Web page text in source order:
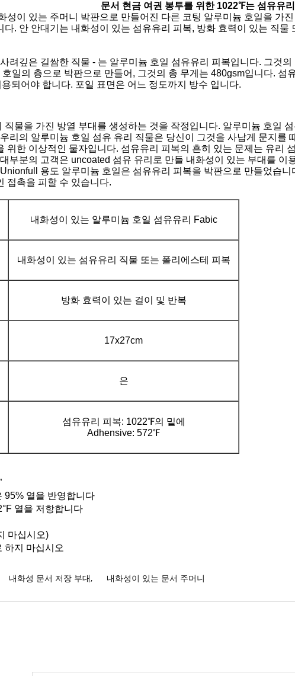
문서 현금 여권 봉투를 위한 1022℉는 섬유유
성이 있는 주머니 박판으로 만들어진 다른 코팅 알루미늄 호일을 가
다. 안 안대기는 내화성이 있는 섬유유리 피복, 방화 효력이 있는 직
려깊은 길쌈한 직물 - 는 알루미늄 호일 섬유유리 피복입니다. 그것
일의 층으로 박판으로 만들어, 그것의 총 무게는 480gsm입니다.
되어야 합니다. 포일 표면은 어느 정도까지 방수 입니다.
물을 가진 방열 부대를 생성하는 것을 작정입니다. 알루미늄 호일
리의 알루미늄 호일 섬유 유리 직물은 당신이 그것을 사납게 문지를
위한 이상적인 물자입니다. 섬유유리 피복의 흔히 있는 문제는 유리
부분의 고객은 uncoated 섬유 유리로 만들 내화성이 있는 부대를
용도 알루미늄 호일은 섬유유리 피복을 박판으로 만들었습
접촉을 피할 수 있습니다.
내화성이 있는 알루미늄 호일 섬유유리 Fabic
내화성이 있는 섬유유리 직물 또는 폴리에스테 피복
방화 효력이 있는 걸이 및 반복
17x27cm
은
섬유유리 피복: 1022℉의 밑에
Adhensive: 572℉
95% 열을 반영합니다
열을 저항합니다
마십시오)
하지 마십시오
내화성 문서 저장 부대, 내화성이 있는 문서 주머니